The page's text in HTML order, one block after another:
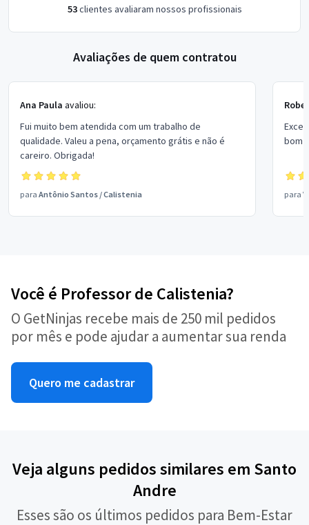
53clientes avaliaram nossos profissionais
Avaliações de quem contratou
Ana Paula avaliou:
Fui muito bem atendida com um trabalho de
qualidade. Valeu a pena, orçamento grátis e não é
careiro. Obrigada!
para Antônio Santos /Calistenia
bom
para
Você é Professor de Calistenia?
O GetNinjas recebe mais de 250 mil pedidos
por mês e pode ajudar a aumentar sua renda
Quero me cadastrar
Veja alguns pedidos similares em Santo
Andre
Esses são os últimos pedidos para Bem-Estar